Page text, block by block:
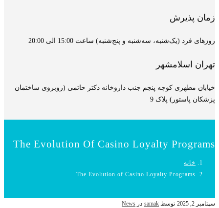
زمان پذیرش
روزهای فرد (یک‌شنبه، سه‌شنبه و پنج‌شنبه) ساعت 15:00 الی 20:00
تهران اسلامشهر
خیابان مطهری کوچه پنجم جنب داروخانه دکتر حاتمی (روبروی ساختمان
پزشکان پاستور) پلاک 9
The Evolution Of Casino Loyalty Programs
خانه
The Evolution of Casino Loyalty Programs
سپتامبر 2, 2025 توسط samak در News